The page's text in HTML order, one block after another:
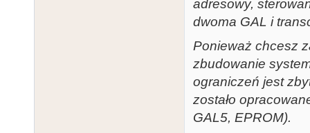
adresowy,
dwoma GAL i
Ponieważ chcesz
zbudowanie
ograniczeń jest
zostało
GAL5, EPROM).